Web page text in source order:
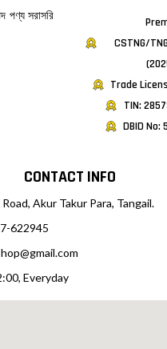
পণ্য সরাসরি
CSTNG/
Trade
TIN:
DBID No:
CONTACT INFO
Akur Takur Para, Tangail.
622945
Everyday